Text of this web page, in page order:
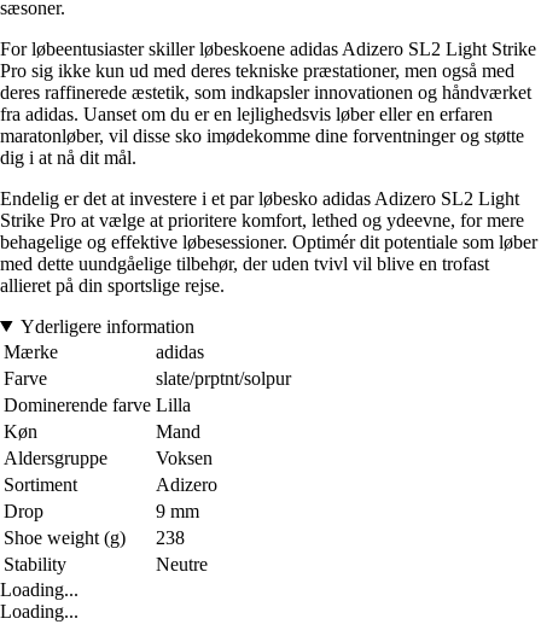
sæsoner.
For løbeentusiaster skiller løbeskoene adidas Adizero SL2 Light Strike
Pro sig ikke kun ud med deres tekniske præstationer, men også med
deres raffinerede æstetik, som indkapsler innovationen og håndværket
fra adidas. Uanset om du er en lejlighedsvis løber eller en erfaren
maratonløber, vil disse sko imødekomme dine forventninger og støtte
dig i at nå dit mål.
Endelig er det at investere i et par løbesko adidas Adizero SL2 Light
Strike Pro at vælge at prioritere komfort, lethed og ydeevne, for mere
behagelige og effektive løbesessioner. Optimér dit potentiale som løber
med dette uundgåelige tilbehør, der uden tvivl vil blive en trofast
allieret på din sportslige rejse.
Yderligere information
Mærke
adidas
Farve
slate/prptnt/solpur
Dominerende farve Lilla
Køn
Mand
Aldersgruppe
Voksen
Sortiment
Adizero
Drop
9 mm
Shoe weight (g)
238
Stability
Neutre
Loading...
Loading...